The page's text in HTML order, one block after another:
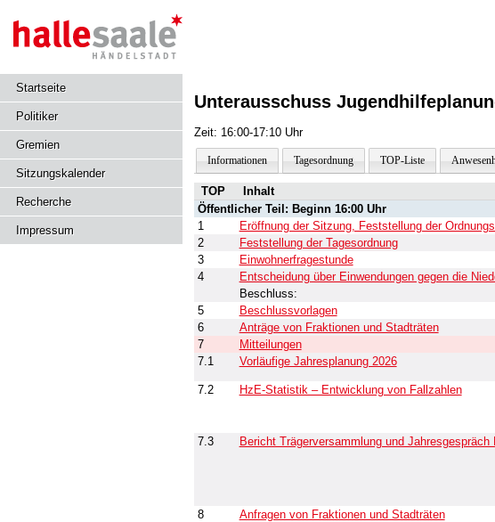
Startseite
Politiker
Gremien
Sitzungskalender
Recherche
Impressum
Unterausschuss
Zeit: 16:00-17:10 Uhr
Informationen Tagesordnung TOP-Liste
TOP Inhalt
Öffentlicher Teil: Beginn 16:00 Uhr
1
Eröffnung der Sitzung, Feststellung der
2
Feststellung der Tagesordnung
3
Einwohnerfragestunde
4
Entscheidung über Einwendungen gegen die
Beschluss:
5
Beschlussvorlagen
6
Anträge von Fraktionen und Stadträten
7
Mitteilungen
7.1
Vorläufige Jahresplanung 2026
7.2 HzE-Statistik – Entwicklung von Fallzahlen
7.3 Bericht Trägerversammlung und
8
Anfragen von Fraktionen und Stadträten